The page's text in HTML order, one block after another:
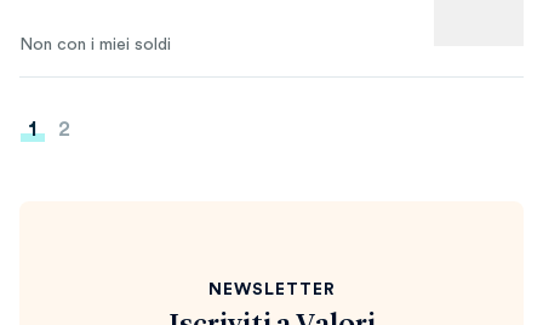
Non con i miei soldi
Paginazione
1 2
NEWSLETTER